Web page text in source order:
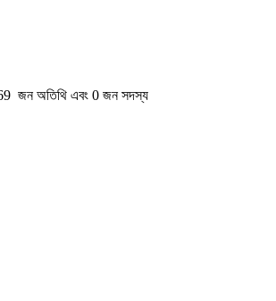
জন অতিথি এবং 0 জন সদস্য